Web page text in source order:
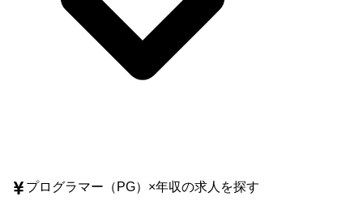
プログラマー（PG） ×年収の求人を探す